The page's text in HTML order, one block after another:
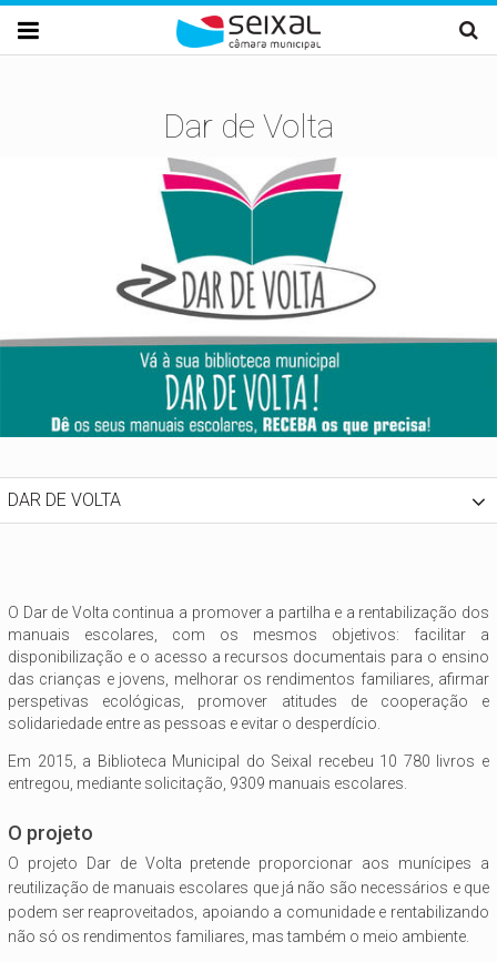
Passar para o conteúdo principal

Dar de Volta
DAR DE VOLTA
O Dar de Volta continua a promover a partilha e a rentabilização dos
manuais escolares, com os mesmos objetivos: facilitar a
disponibilização e o acesso a recursos documentais para o ensino
das crianças e jovens, melhorar os rendimentos familiares, afirmar
perspetivas ecológicas, promover atitudes de cooperação e
solidariedade entre as pessoas e evitar o desperdício.
Em 2015, a Biblioteca Municipal do Seixal recebeu 10 780 livros e
entregou, mediante solicitação, 9309 manuais escolares.
O projeto
O projeto Dar de Volta pretende proporcionar aos munícipes a
reutilização de manuais escolares que já não são necessários e que
podem ser reaproveitados, apoiando a comunidade e rentabilizando
não só os rendimentos familiares, mas também o meio ambiente.